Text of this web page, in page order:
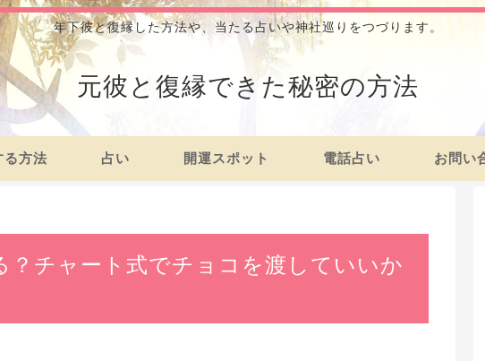
年下彼と復縁した方法や、当たる占いや神社巡りをつづります。
元彼と復縁できた秘密の方法
る方法 占い 開運スポット 電話占い お問い
チャート式でチョコを渡していいか